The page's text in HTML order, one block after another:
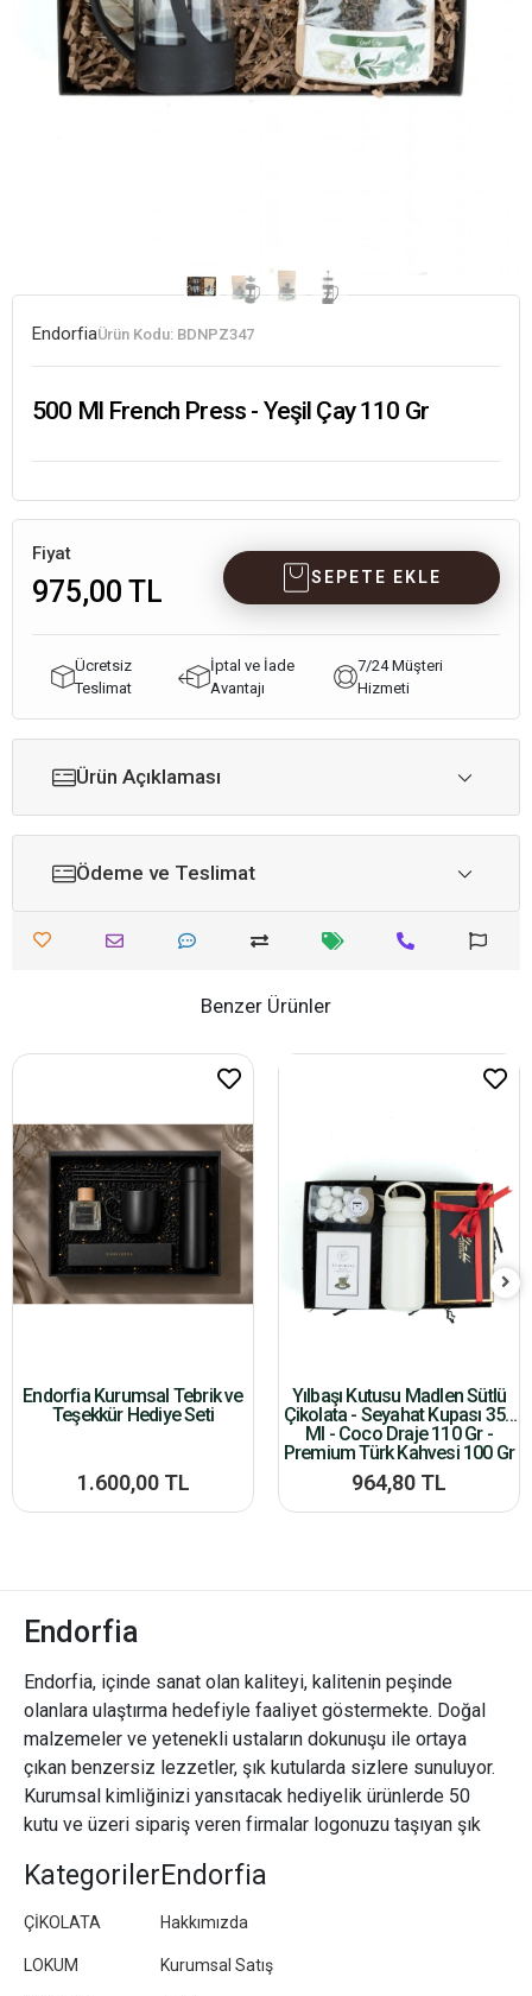
EndorfiaÜrün Kodu: BDNPZ347
500 Ml French Press - Yeşil Çay 110 Gr
Fiyat
975,00 TL SEPETE EKLE
Ücretsiz
Teslimat
İptal ve İade
Avantajı
7/24 Müşteri
Hizmeti
Ürün Açıklaması
Ödeme ve Teslimat
Benzer Ürünler
Endorfia Kurumsal Tebrik ve
Teşekkür Hediye Seti
1.600,00 TL
Yılbaşı Kutusu Madlen Sütlü
Çikolata - Seyahat Kupası 350
Ml - Coco Draje 110 Gr -
Premium Türk Kahvesi 100 Gr
964,80 TL
Endorfia
Endorfia, içinde sanat olan kaliteyi, kalitenin peşinde
olanlara ulaştırma hedefiyle faaliyet göstermekte. Doğal
malzemeler ve yetenekli ustaların dokunuşu ile ortaya
çıkan benzersiz lezzetler, şık kutularda sizlere sunuluyor.
Kurumsal kimliğinizi yansıtacak hediyelik ürünlerde 50
kutu ve üzeri sipariş veren firmalar logonuzu taşıyan şık
Kategoriler
ÇİKOLATA
LOKUM
Endorfia
Hakkımızda
Kurumsal Satış